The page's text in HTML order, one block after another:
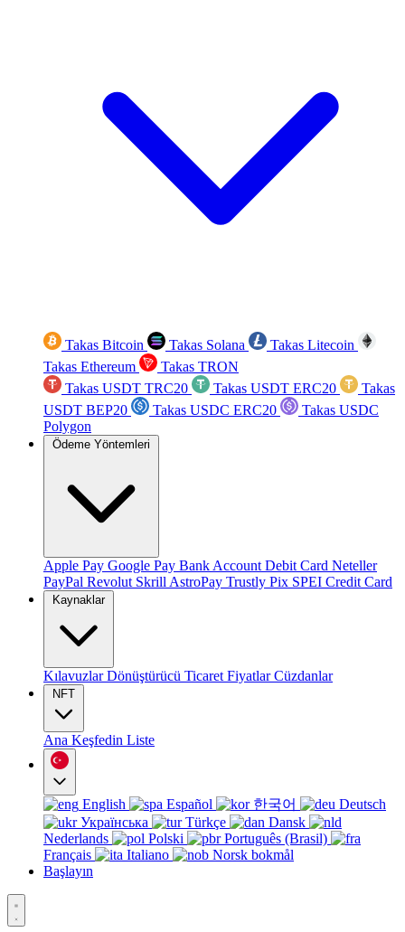
Takas Bitcoin Takas Solana
Takas Litecoin
Takas Ethereum
Takas TRON
Takas USDT TRC20
Takas USDT ERC20
Takas
USDT BEP20
Takas USDC ERC20
Takas USDC
Polygon
Ödeme Yöntemleri
Apple Pay Google Pay Bank Account Debit Card Neteller
PayPal Revolut Skrill AstroPay Trustly Pix SPEI Credit Card
Kaynaklar
KılavuzlarDönüştürücü Ticaret FiyatlarCüzdanlar
NFT
Ana Keşfedin Liste
English Español 한국어
Deutsch
Українська
Türkçe
Dansk
Nederlands
Polski
Português (Brasil)
Français
Italiano
Norsk bokmål
Başlayın